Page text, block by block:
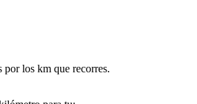
por los km que recorres.